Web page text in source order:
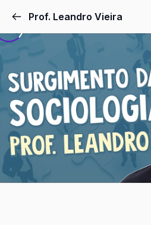
para
o
Prof. Leandro Vieira